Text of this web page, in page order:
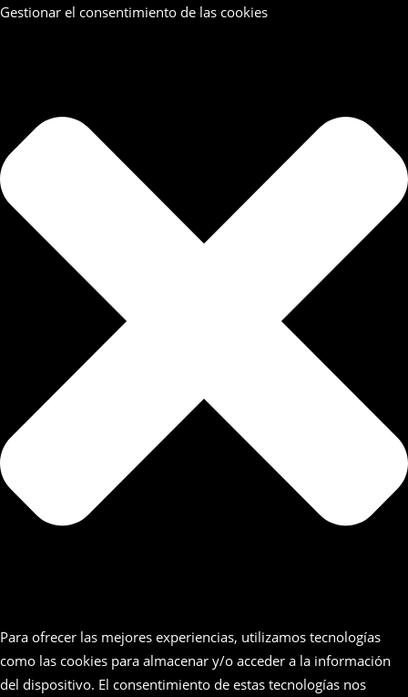
Gestionar el consentimiento de las cookies
Para ofrecer las mejores experiencias, utilizamos tecnologías
como las cookies para almacenar y/o acceder a la información
del dispositivo. El consentimiento de estas tecnologías nos